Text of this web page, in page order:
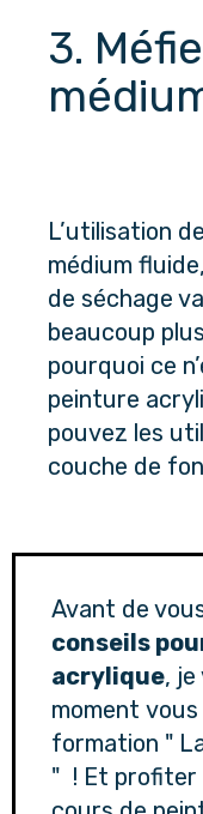
3.
L’utilisation
médium
de séchage
beaucoup
pourquoi ce
peinture
pouvez les
couche de
Avant de
conseils
acrylique, je
moment
formation "
" ! Et profiter